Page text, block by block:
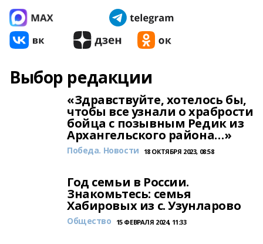
Выбор редакции
«Здравствуйте, хотелось бы,
чтобы все узнали о храбрости
бойца с позывным Редик из
Архангельского района…»
Победа. Новости 18 ОКТЯБРЯ 2023, 08:58
Год семьи в России.
Знакомьтесь: семья
Хабировых из с. Узунларово
Общество 15 ФЕВРАЛЯ 2024, 11:33